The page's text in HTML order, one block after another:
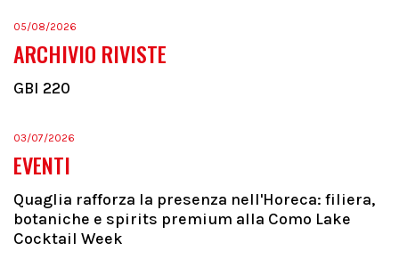
05/08/2026
ARCHIVIO RIVISTE
GBI 220
03/07/2026
EVENTI
Quaglia rafforza la presenza nell'Horeca: filiera,
botaniche e spirits premium alla Como Lake
Cocktail Week